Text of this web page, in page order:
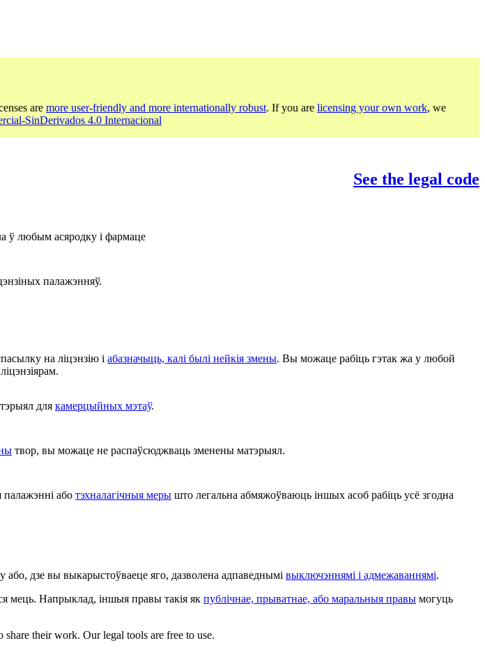
are more user-friendly and more internationally robust. If you are licensing your own work, we
SinDerivados 4.0 Internacional
See the legal code
ў любым асяродку і фармаце
палажэнняў.
на ліцэнзію і абазначыць, калі былі нейкія змены. Вы можаце рабіць гэтак жа у любой
для камерцыйных мэтаў.
твор, вы можаце не распаўсюджваць зменены матэрыял.
або тэхналагічныя меры што легальна абмяжоўваюць іншых асоб рабіць усё згодна
дзе вы выкарыстоўваеце яго, дазволена адпаведнымі выключэннямі і адмежаваннямі.
мець. Напрыклад, іншыя правы такія як публічнае, прыватнае, або маральныя правы могуць
their work. Our legal tools are free to use.